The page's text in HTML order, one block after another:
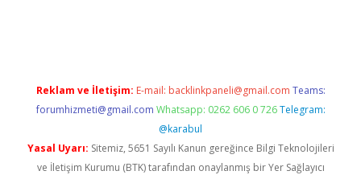
Reklam ve İletişim: E-mail: backlinkpaneli@gmail.com Teams:
forumhizmeti@gmail.com Whatsapp: 0262 606 0 726 Telegram:
@karabul
Yasal Uyarı: Sitemiz, 5651 Sayılı Kanun gereğince Bilgi Teknolojileri
ve İletişim Kurumu (BTK) tarafından onaylanmış bir Yer Sağlayıcı